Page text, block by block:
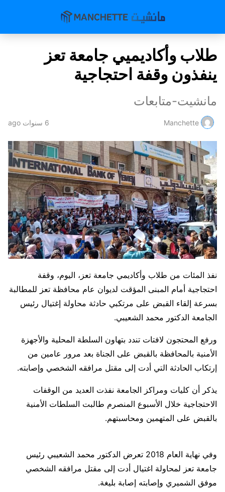
طلاب وأكاديميي جامعة تعز
ينفذون وقفة احتجاجية
مانشيت-متابعات
Manchette 6 سنوات ago
نفذ المئات من طلاب وأكاديمي جامعة تعز، اليوم، وقفة
احتجاجية أمام المبنى المؤقت لديوان عام محافظة تعز للمطالبة
بسرعة إلقاء القبض على مرتكبي حادثة محاولة إغتيال رئيس
الجامعة الدكتور محمد الشعيبي.
ورفع المحتجون لافتات تندد بتهاون السلطة المحلية والأجهزة
الأمنية بالمحافظة بالقبض على الجناة بعد مرور عامين من
إرتكاب الحادثة التي أدت إلى مقتل مرافقه الشخصي وإصابته.
يذكر أن كليات ومراكز الجامعة نفذت العديد من الوقفات
الاحتجاجية خلال الأسبوع المنصرم طالبت السلطات الأمنية
بالقبض على المتهمين ومحاسبتهم.
وفي نهاية العام 2018 تعرض الدكتور محمد الشعيبي رئيس
جامعة تعز لمحاولة اغتيال أدت إلى مقتل مرافقه الشخصي
موفق الشميري وإصابته إصابة بليغة.